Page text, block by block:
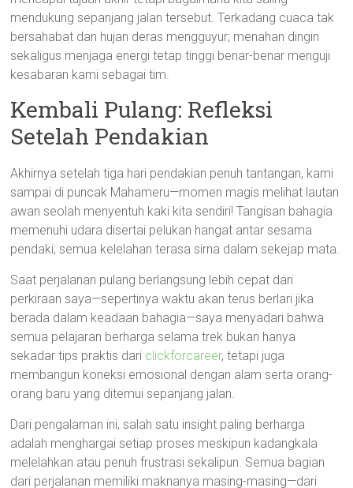
mendukung sepanjang jalan tersebut. Terkadang cuaca tak
bersahabat dan hujan deras mengguyur; menahan dingin
sekaligus menjaga energi tetap tinggi benar-benar menguji
kesabaran kami sebagai tim.
Kembali Pulang: Refleksi
Setelah Pendakian
Akhirnya setelah tiga hari pendakian penuh tantangan, kami
sampai di puncak Mahameru—momen magis melihat lautan
awan seolah menyentuh kaki kita sendiri! Tangisan bahagia
memenuhi udara disertai pelukan hangat antar sesama
pendaki; semua kelelahan terasa sirna dalam sekejap mata.
Saat perjalanan pulang berlangsung lebih cepat dari
perkiraan saya—sepertinya waktu akan terus berlari jika
berada dalam keadaan bahagia—saya menyadari bahwa
semua pelajaran berharga selama trek bukan hanya
sekadar tips praktis dari clickforcareer, tetapi juga
membangun koneksi emosional dengan alam serta orang-
orang baru yang ditemui sepanjang jalan.
Dari pengalaman ini, salah satu insight paling berharga
adalah menghargai setiap proses meskipun kadangkala
melelahkan atau penuh frustrasi sekalipun. Semua bagian
dari perjalanan memiliki maknanya masing-masing—dari